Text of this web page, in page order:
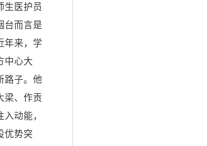
生医护员
台而言是
年来，学
中心大
路子。他
梁、作贡
动能，
优势突